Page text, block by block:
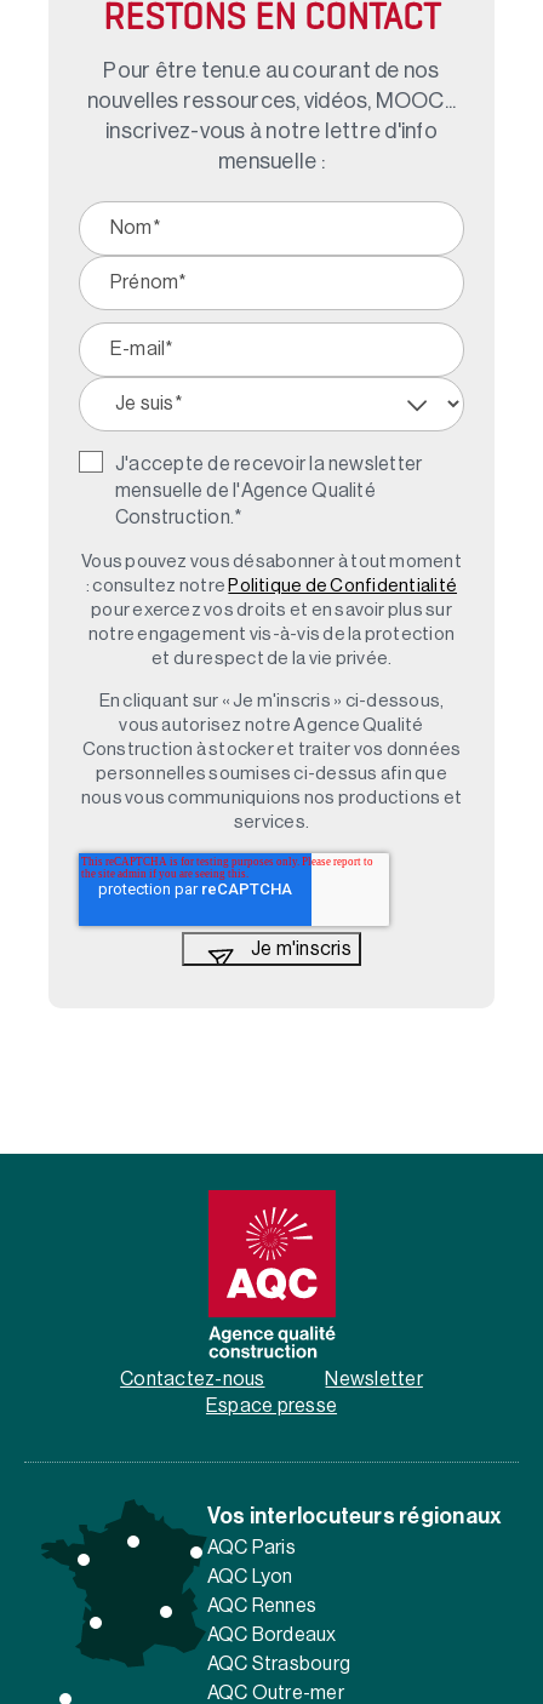
RESTONS EN CONTACT
Pour être tenu.e au courant de nos
nouvelles ressources, vidéos, MOOC...
inscrivez-vous à notre lettre d'info
mensuelle :
J'accepte de recevoir la newsletter
mensuelle de l'Agence Qualité
Construction. *
Vous pouvez vous désabonner à tout moment
: consultez notre Politique de Confidentialité
pour exercez vos droits et en savoir plus sur
notre engagement vis-à-vis de la protection
et du respect de la vie privée.
En cliquant sur « Je m'inscris » ci-dessous,
vous autorisez notre Agence Qualité
Construction à stocker et traiter vos données
personnelles soumises ci-dessus afin que
nous vous communiquions nos productions et
services.
Contactez-nous
Newsletter
Espace presse
Vos interlocuteurs régionaux
AQC Paris
AQC Lyon
AQC Rennes
AQC Bordeaux
AQC Strasbourg
AQC Outre-mer